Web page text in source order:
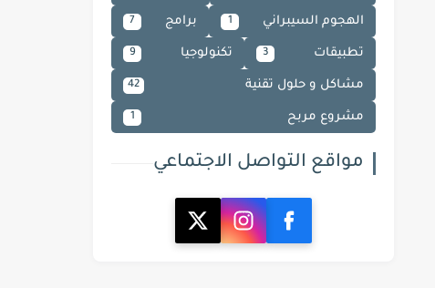
الهجوم السيبراني 1 برامج 7
تطبيقات 3 تكنولوجيا 9
مشاكل و حلول تقنية 42
مشروع مربح 1
مواقع التواصل الاجتماعي